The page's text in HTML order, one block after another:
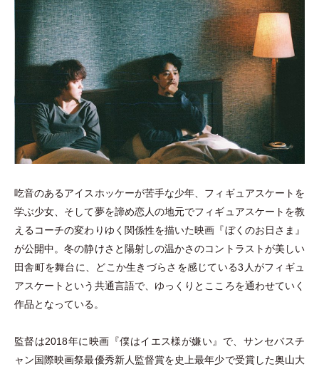
吃音のあるアイスホッケーが苦手な少年、フィギュアスケートを
学ぶ少女、そして夢を諦め恋人の地元でフィギュアスケートを教
えるコーチの変わりゆく関係性を描いた映画『ぼくのお日さま』
が公開中。冬の静けさと陽射しの温かさのコントラストが美しい
田舎町を舞台に、どこか生きづらさを感じている3人がフィギュ
アスケートという共通言語で、ゆっくりとこころを通わせていく
作品となっている。
監督は2018年に映画『僕はイエス様が嫌い』で、サンセバスチ
ャン国際映画祭最優秀新人監督賞を史上最年少で受賞した奥山大